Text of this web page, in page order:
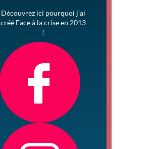
Découvrez ici pourquoi j’ai
créé Face à la crise en 2013
!